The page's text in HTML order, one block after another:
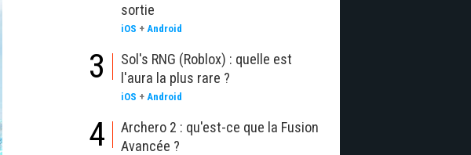
sortie
iOS + Android
3
Sol's RNG (Roblox) : quelle est
l'aura la plus rare ?
iOS + Android
4
Archero 2 : qu'est-ce que la Fusion
Avancée ?